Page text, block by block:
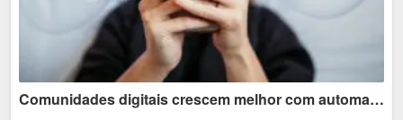
Comunidades digitais crescem melhor com automação